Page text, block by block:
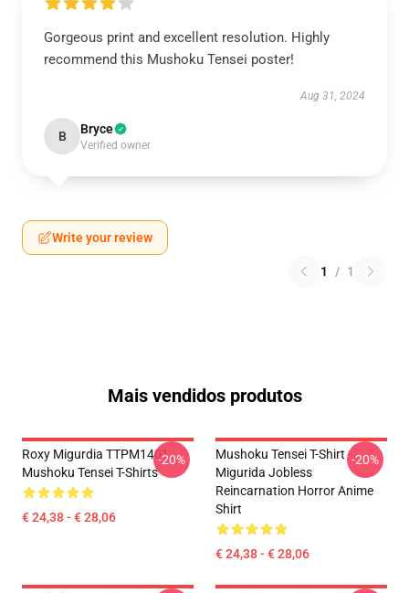
Gorgeous print and excellent resolution. Highly
recommend this Mushoku Tensei poster!
Aug 31, 2024
B Bryce
Verified owner
Write your review
1 / 1
Mais vendidos produtos
Roxy Migurdia TTPM1401
Mushoku Tensei T-Shirts
€ 24,38 - € 28,06
-20%
Mushoku Tensei T-Shirt -
Migurida Jobless
Reincarnation Horror Anime
Shirt
€ 24,38 - € 28,06
-20%